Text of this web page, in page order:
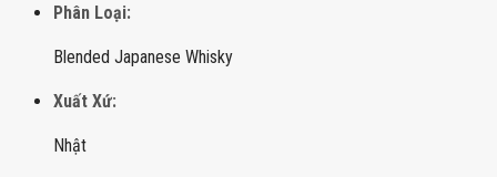
Phân Loại:
Blended Japanese Whisky
Xuất Xứ:
Nhật